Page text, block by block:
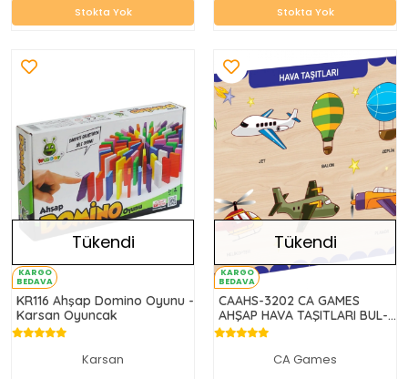
Stokta Yok Stokta Yok
KARGO
BEDAVA
Tükendi
KR116 Ahşap Domino Oyunu -
Karsan Oyuncak
Karsan
573.99 TL
KARGO
BEDAVA
Tükendi
CAAHS-3202 CA GAMES
AHŞAP HAVA TAŞITLARI BUL-
TAK
CA Games
342.99 TL